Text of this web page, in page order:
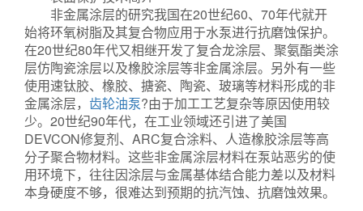
非金属涂层的研究我国在20世纪60、70年代就开
始将环氧树脂及其复合物应用于水泵进行抗磨蚀保护。
在20世纪80年代又相继开发了复合龙涂层、聚氨酯类涂
层仿陶瓷涂层以及橡胶涂层等非金属涂层。另外有一些
使用速钛胶、橡胶、搪瓷、陶瓷、玻璃等材料形成的非
金属涂层， 齿轮油泵?由于加工工艺复杂等原因使用较
少。20世纪90年代，在工业领域还引进了美国
DEVCON修复剂、ARC复合涂料、人造橡胶涂层等高
分子聚合物材料。这些非金属涂层材料在泵站恶劣的使
用环境下，往往因涂层与金属基体结合能力差以及材料
本身硬度不够，很难达到预期的抗汽蚀、抗磨蚀效果。